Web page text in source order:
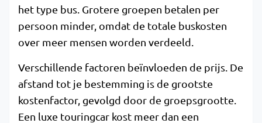
het type bus. Grotere groepen betalen per
persoon minder, omdat de totale buskosten
over meer mensen worden verdeeld.
Verschillende factoren beïnvloeden de prijs. De
afstand tot je bestemming is de grootste
kostenfactor, gevolgd door de groepsgrootte.
Een luxe touringcar kost meer dan een